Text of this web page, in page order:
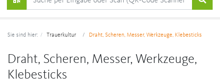
Sie sind hier: Trauerkultur Draht, Scheren, Messer, Werkzeuge, Klebesticks
Draht, Scheren, Messer, Werkzeuge,
Klebesticks